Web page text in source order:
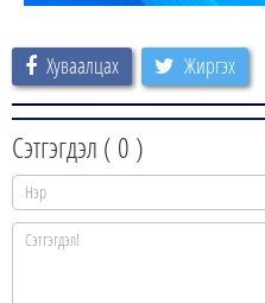
Хуваалцах Жиргэх
Сэтгэгдэл ( 0 )